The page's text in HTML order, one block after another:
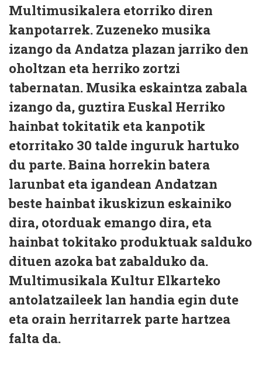
Multimusikalera etorriko diren
kanpotarrek. Zuzeneko musika
izango da Andatza plazan jarriko den
oholtzan eta herriko zortzi
tabernatan. Musika eskaintza zabala
izango da, guztira Euskal Herriko
hainbat tokitatik eta kanpotik
etorritako 30 talde inguruk hartuko
du parte. Baina horrekin batera
larunbat eta igandean Andatzan
beste hainbat ikuskizun eskainiko
dira, otorduak emango dira, eta
hainbat tokitako produktuak salduko
dituen azoka bat zabalduko da.
Multimusikala Kultur Elkarteko
antolatzaileek lan handia egin dute
eta orain herritarrek parte hartzea
falta da.